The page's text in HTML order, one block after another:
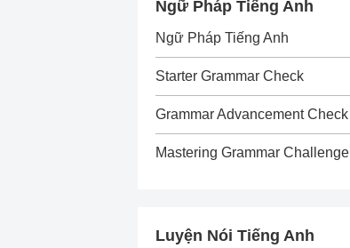
Ngữ Pháp Tiếng Anh
Ngữ Pháp Tiếng Anh
Starter Grammar Check
Grammar Advancement Check
Mastering Grammar Challenge
Luyện Nói Tiếng Anh